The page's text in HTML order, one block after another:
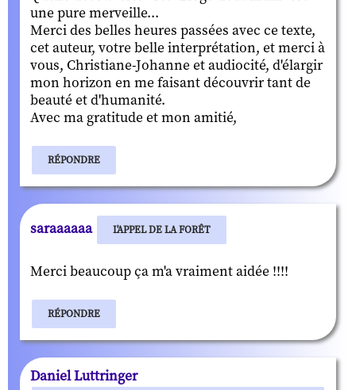
une pure merveille...
Merci des belles heures passées avec ce texte,
cet auteur, votre belle interprétation, et merci à
vous, Christiane-Johanne et audiocité, d'élargir
mon horizon en me faisant découvrir tant de
beauté et d'humanité.
Avec ma gratitude et mon amitié,
RÉPONDRE
saraaaaaa L'APPEL DE LA FORÊT
Merci beaucoup ça m'a vraiment aidée !!!!
RÉPONDRE
Daniel Luttringer